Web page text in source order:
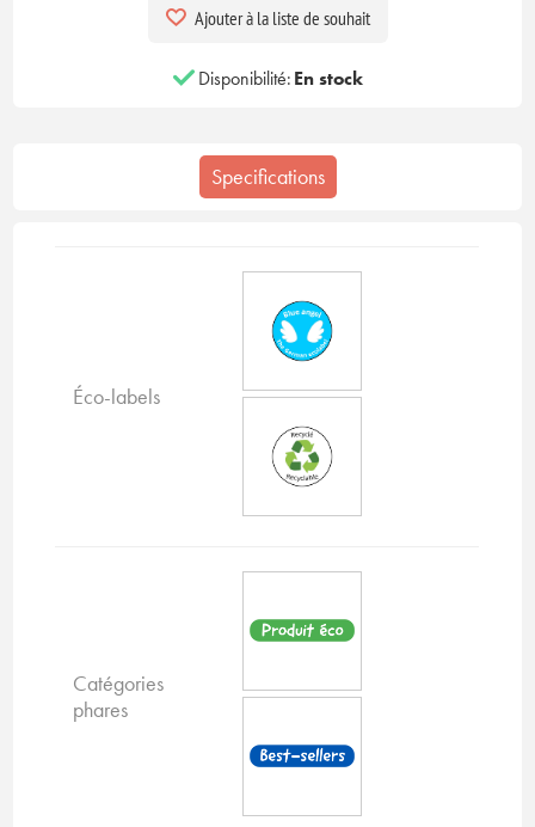
Ajouter à la liste de souhait
Disponibilité: En stock
Specifications
Éco-labels
Catégories
phares